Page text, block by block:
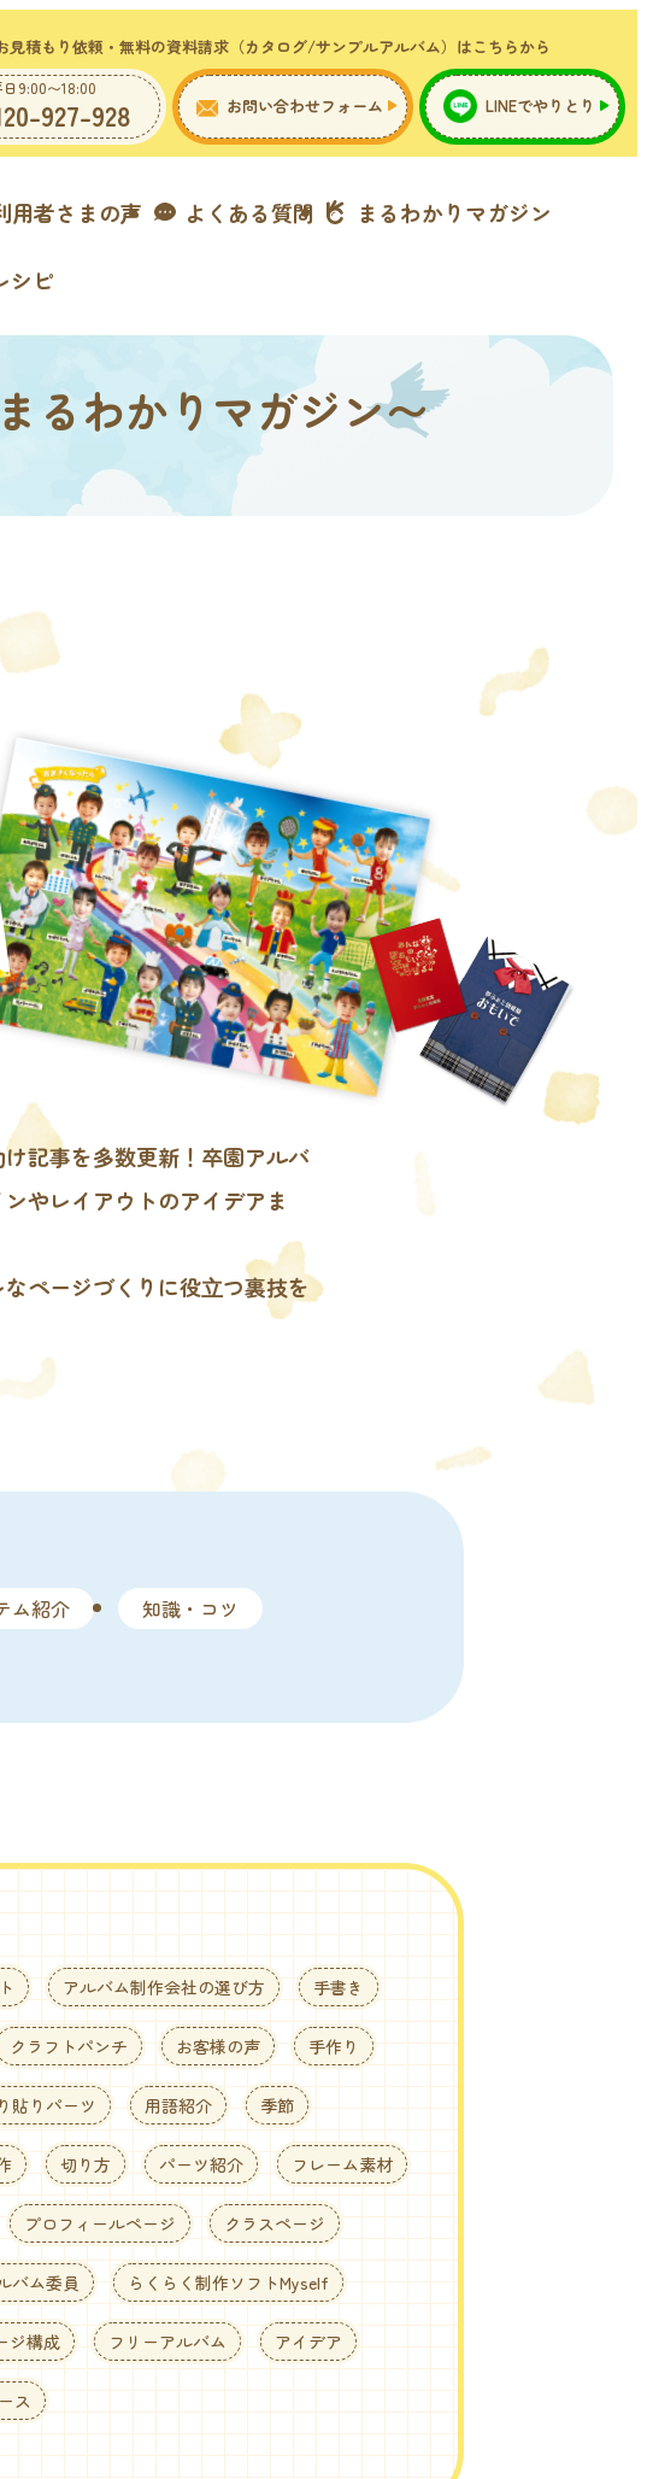
見積もり依頼・無料の資料請求（カタログ/サンプルアルバム）はこちらから
日9:00〜18:00
927-928 お問い合わせフォーム LINEでやりとり
用者さまの声 よくある質問 まるわかりマガジン
シピ
るわかりマガジン〜
記事を多数更新！卒園アルバ
やレイアウトのアイデアま
ページづくりに役⽴つ裏技を
ム紹介 知識・コツ
アルバム制作会社の選び方 手書き
クラフトパンチ お客様の声 手作り
貼りパーツ 用語紹介 季節
切り方 パーツ紹介 フレーム素材
プロフィールページ クラスページ
バム委員 らくらく制作ソフトMyself
ジ構成 フリーアルバム アイデア
ス